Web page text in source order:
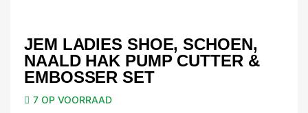
JEM LADIES SHOE, SCHOEN,
NAALD HAK PUMP CUTTER &
EMBOSSER SET
7 OP VOORRAAD